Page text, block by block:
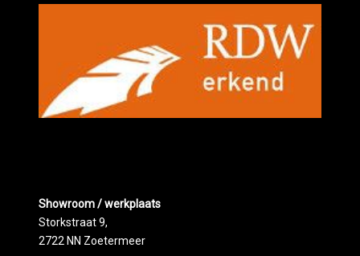
Showroom / werkplaats
Storkstraat 9,
2722 NN Zoetermeer